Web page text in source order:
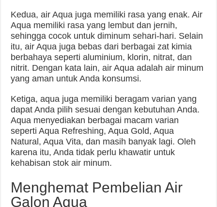
Kedua, air Aqua juga memiliki rasa yang enak. Air
Aqua memiliki rasa yang lembut dan jernih,
sehingga cocok untuk diminum sehari-hari. Selain
itu, air Aqua juga bebas dari berbagai zat kimia
berbahaya seperti aluminium, klorin, nitrat, dan
nitrit. Dengan kata lain, air Aqua adalah air minum
yang aman untuk Anda konsumsi.
Ketiga, aqua juga memiliki beragam varian yang
dapat Anda pilih sesuai dengan kebutuhan Anda.
Aqua menyediakan berbagai macam varian
seperti Aqua Refreshing, Aqua Gold, Aqua
Natural, Aqua Vita, dan masih banyak lagi. Oleh
karena itu, Anda tidak perlu khawatir untuk
kehabisan stok air minum.
Menghemat Pembelian Air
Galon Aqua